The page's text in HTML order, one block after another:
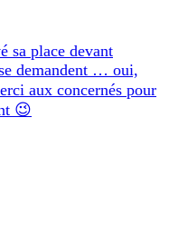
sa place devant
demandent … oui,
aux concernés pour
😉